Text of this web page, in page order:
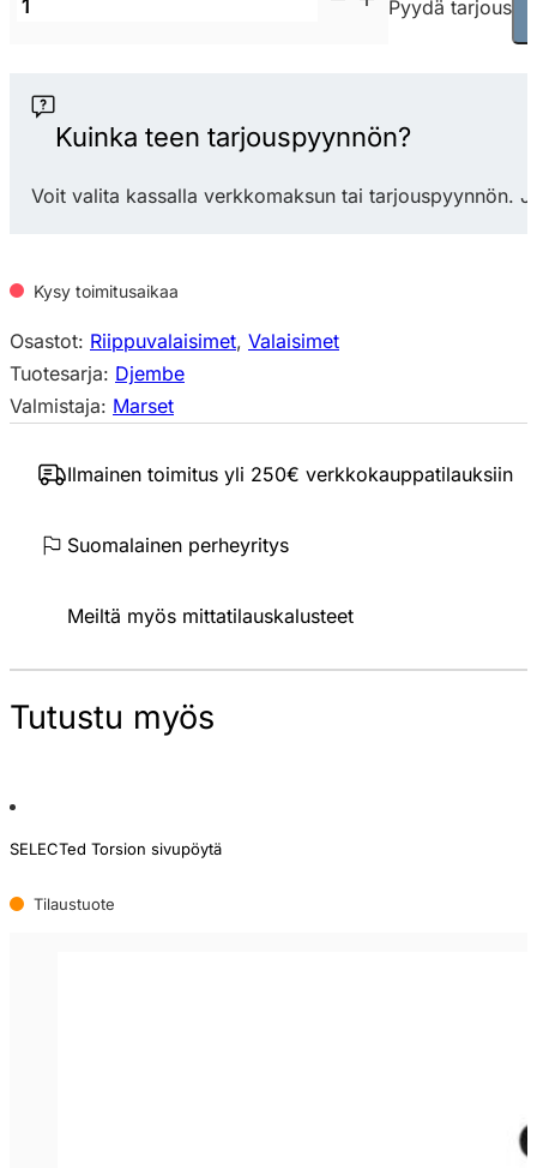
riippuvalaisin
määrä
Pyydä tarjous
Kuinka teen tarjouspyynnön?
Voit valita kassalla verkkomaksun tai tarjouspyynnön.
Kysy toimitusaikaa
Osastot: Riippuvalaisimet, Valaisimet
Tuotesarja: Djembe
Valmistaja: Marset
Ilmainen toimitus yli 250€ verkkokauppatilauksiin
Suomalainen perheyritys
Meiltä myös mittatilauskalusteet
Tutustu myös
SELECTed Torsion sivupöytä
Tilaustuote